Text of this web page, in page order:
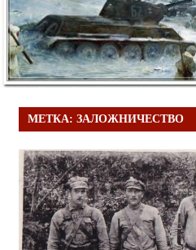
МЕТКА: ЗАЛОЖНИЧЕСТВО